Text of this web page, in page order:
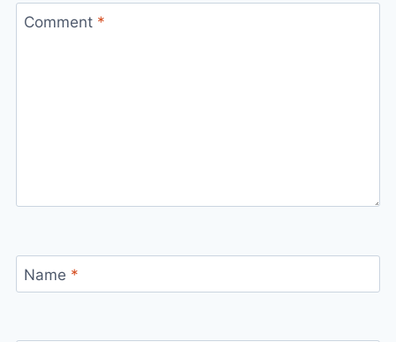
Comment *
Name *